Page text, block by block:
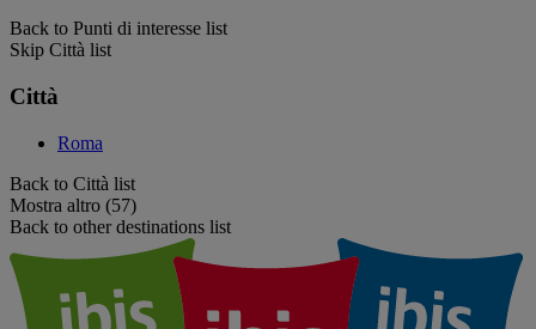
Back to Punti di interesse list
Skip Città list
Città
Roma
Back to Città list
Mostra altro (57)
Back to other destinations list